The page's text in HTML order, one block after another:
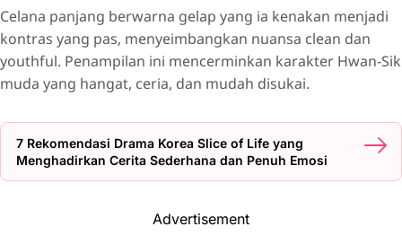
Celana panjang berwarna gelap yang ia kenakan menjadi
kontras yang pas, menyeimbangkan nuansa clean dan
youthful. Penampilan ini mencerminkan karakter Hwan-Sik
muda yang hangat, ceria, dan mudah disukai.
7 Rekomendasi Drama Korea Slice of Life yang
Menghadirkan Cerita Sederhana dan Penuh Emosi
Advertisement